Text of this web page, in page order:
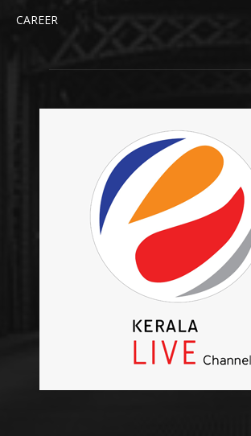
CAREER